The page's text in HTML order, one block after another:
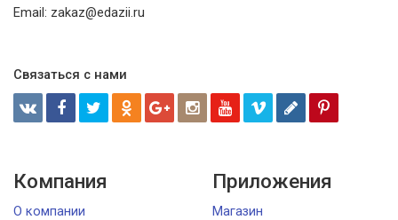
Email: zakaz@edazii.ru
Связаться с нами
Компания
О компании
Приложения
Магазин